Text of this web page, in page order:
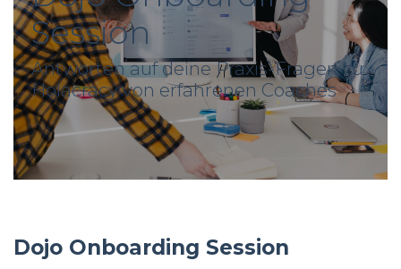
Session
Antworten auf deine Praxis-Fragen zu
Holacracy von erfahrenen Coaches
Dojo Onboarding Session